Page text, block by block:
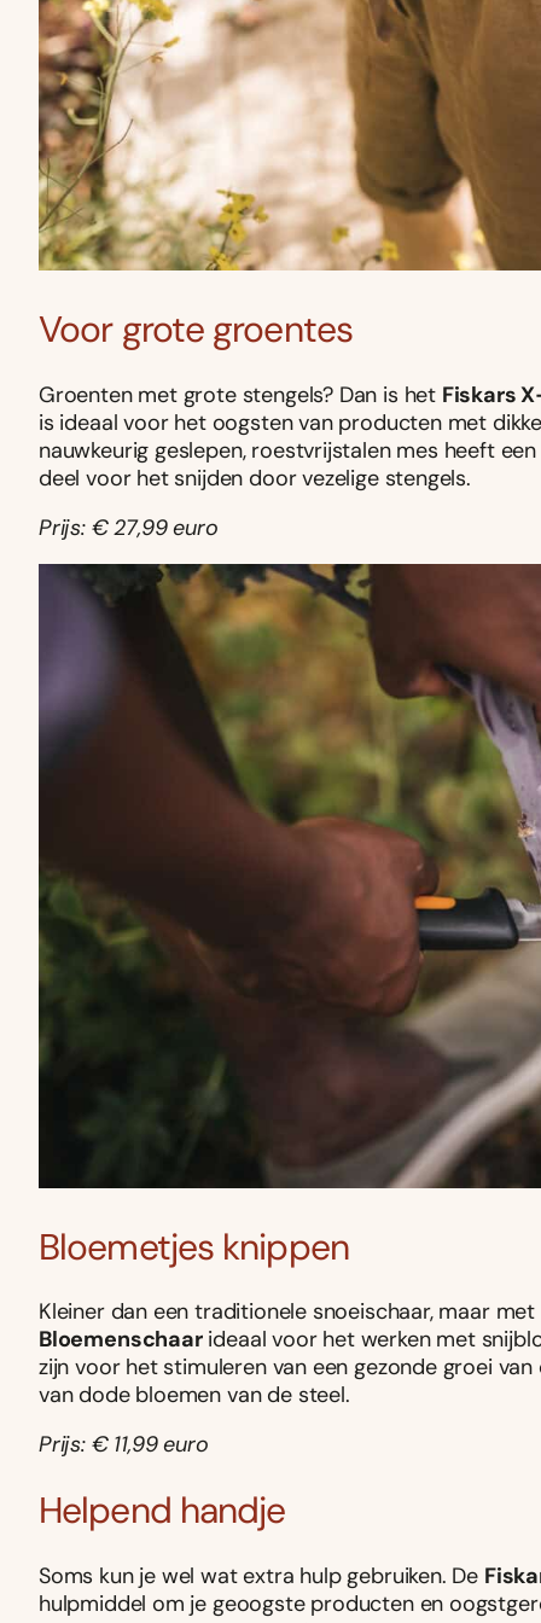
Voor grote groentes
Groenten met grote stengels? Dan is het Fiskars
is ideaal voor het oogsten van producten met
nauwkeurig geslepen, roestvrijstalen mes heeft
deel voor het snijden door vezelige stengels.
Prijs: € 27,99 euro
Bloemetjes knippen
Kleiner dan een traditionele snoeischaar, maar
Bloemenschaarideaal voor het werken met
zijn voor het stimuleren van een gezonde groei
van dode bloemen van de steel.
Prijs: € 11,99 euro
Helpend handje
Soms kun je wel wat extra hulp gebruiken. De
hulpmiddel om je geoogste producten en